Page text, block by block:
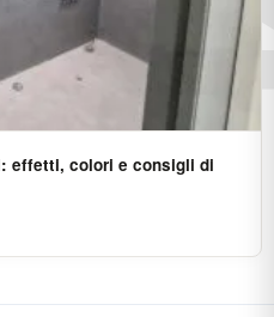
effetti, colori e consigli di